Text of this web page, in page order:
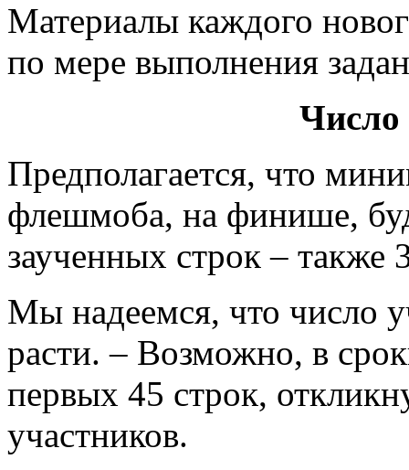
Материалы каждого
по мере выполнения
Число
Предполагается, что
флешмоба, на финише,
заученных строк – также
Мы надеемся, что число
расти. – Возможно, в
первых 45 строк,
участников.